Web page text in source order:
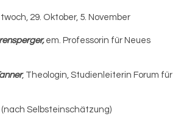
29. Oktober, 5. November
em. Professorin für Neues
, Theologin, Studienleiterin Forum für
(nach Selbsteinschätzung)